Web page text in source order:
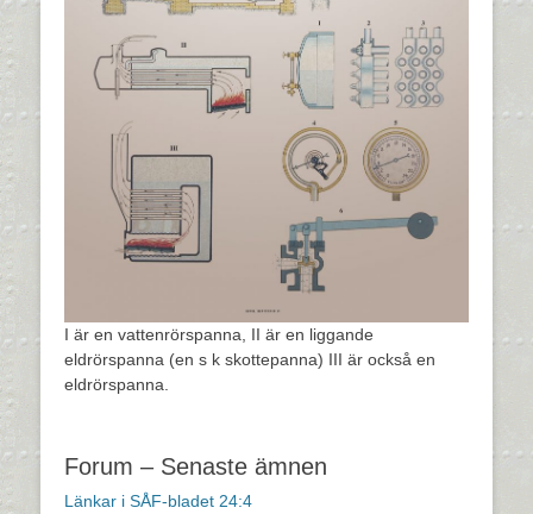
I är en vattenrörspanna, II är en liggande
eldrörspanna (en s k skottepanna) III är också en
eldrörspanna.
Forum – Senaste ämnen
Länkar i SÅF-bladet 24:4